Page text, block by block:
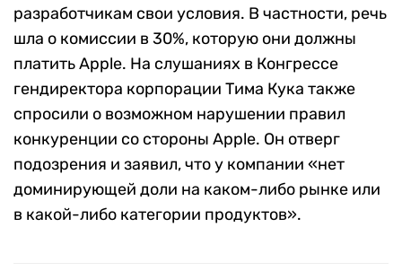
разработчикам свои условия. В частности, речь
шла о комиссии в 30%, которую они должны
платить Apple. На слушаниях в Конгрессе
гендиректора корпорации Тима Кука также
спросили о возможном нарушении правил
конкуренции со стороны Apple. Он отверг
подозрения и заявил, что у компании «нет
доминирующей доли на каком-либо рынке или
в какой-либо категории продуктов».